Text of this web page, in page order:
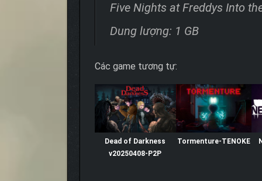
Five Nights at Freddys Into
Dung lượng: 1 GB
Các game tương tự:
Dead of Darkness
v20250408-P2P
Tormenture-TENOKE